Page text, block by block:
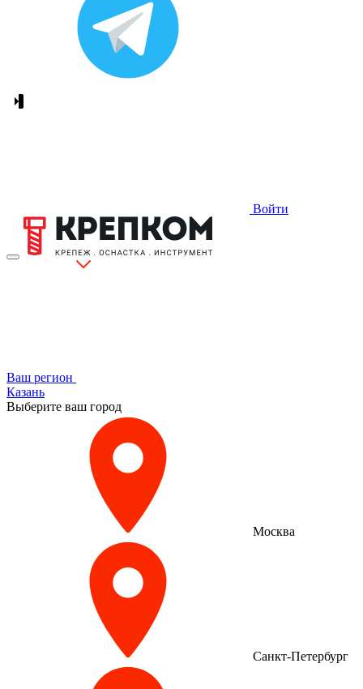
Войти
Ваш регион
Казань
Выберите ваш город
Москва
Санкт-Петербург